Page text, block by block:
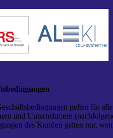
gelten für
und Unternehmern
des Kunden gelten nur,